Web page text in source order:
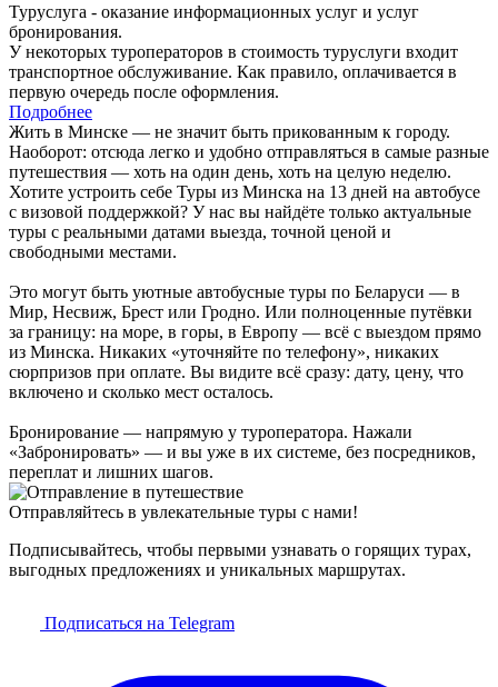
Туруслуга - оказание информационных услуг и услуг
бронирования.
У некоторых туроператоров в стоимость туруслуги входит
транспортное обслуживание. Как правило, оплачивается в
первую очередь после оформления.
Подробнее
Жить в Минске — не значит быть прикованным к городу.
Наоборот: отсюда легко и удобно отправляться в самые разные
путешествия — хоть на один день, хоть на целую неделю.
Хотите устроить себе Туры из Минска на 13 дней на автобусе
с визовой поддержкой? У нас вы найдёте только актуальные
туры с реальными датами выезда, точной ценой и
свободными местами.
Это могут быть уютные автобусные туры по Беларуси — в
Мир, Несвиж, Брест или Гродно. Или полноценные путёвки
за границу: на море, в горы, в Европу — всё с выездом прямо
из Минска. Никаких «уточняйте по телефону», никаких
сюрпризов при оплате. Вы видите всё сразу: дату, цену, что
включено и сколько мест осталось.
Бронирование — напрямую у туроператора. Нажали
«Забронировать» — и вы уже в их системе, без посредников,
переплат и лишних шагов.
Отправляйтесь в увлекательные туры с нами!
Подписывайтесь, чтобы первыми узнавать о горящих турах,
выгодных предложениях и уникальных маршрутах.
Подписаться на Telegram